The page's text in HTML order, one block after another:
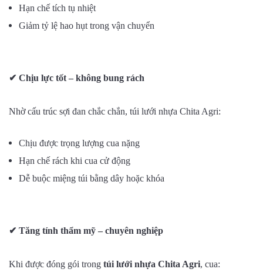
Hạn chế tích tụ nhiệt
Giảm tỷ lệ hao hụt trong vận chuyển
✔ Chịu lực tốt – không bung rách
Nhờ cấu trúc sợi đan chắc chắn, túi lưới nhựa Chita Agri:
Chịu được trọng lượng cua nặng
Hạn chế rách khi cua cử động
Dễ buộc miệng túi bằng dây hoặc khóa
✔ Tăng tính thẩm mỹ – chuyên nghiệp
Khi được đóng gói trong túi lưới nhựa Chita Agri, cua: